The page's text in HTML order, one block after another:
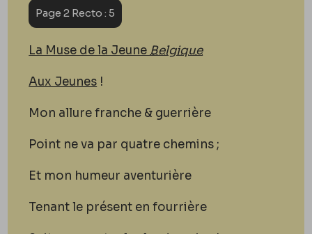
Page 2 Recto : 5
La Muse de la Jeune Belgique
Aux Jeunes !
Mon allure franche & guerrière
Point ne va par quatre chemins ;
Et mon humeur aventurière
Tenant le présent en fourrière